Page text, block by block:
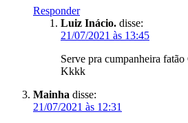
Responder
Luiz Inácio. disse:
21/07/2021 às 13:45
Serve pra cumpanheira fatão
Kkkk
Mainha disse:
21/07/2021 às 12:31